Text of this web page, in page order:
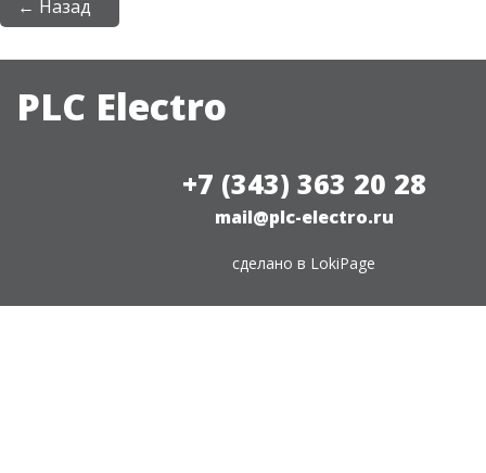
← Назад
PLC Electro
+7 (343) 363 20 28
mail@plc-electro.ru
сделано в LokiPage